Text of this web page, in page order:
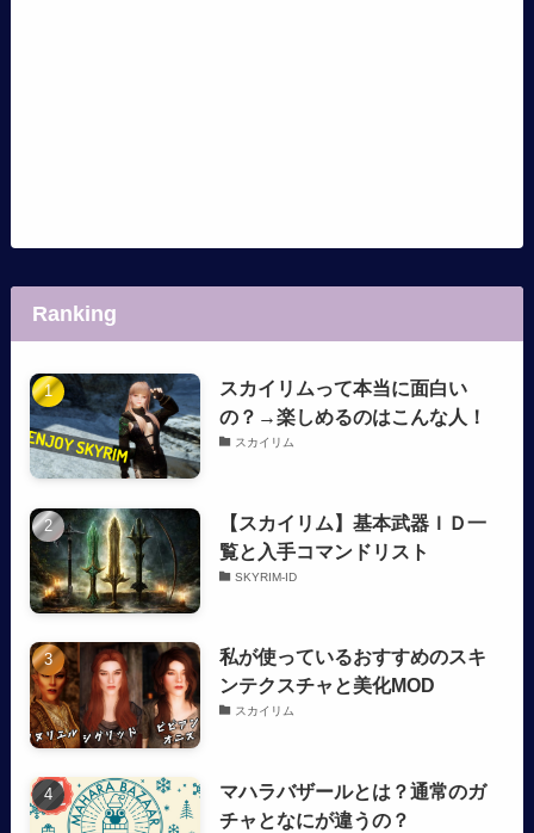
Ranking
スカイリムって本当に面白い
の？→楽しめるのはこんな人！
スカイリム
【スカイリム】基本武器ＩＤ一
覧と入手コマンドリスト
SKYRIM-ID
私が使っているおすすめのスキ
ンテクスチャと美化MOD
スカイリム
マハラバザールとは？通常のガ
チャとなにが違うの？